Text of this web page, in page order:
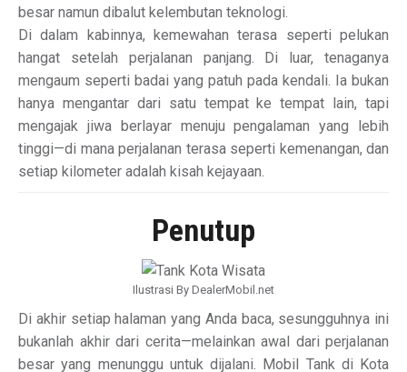
besar namun dibalut kelembutan teknologi.
Di dalam kabinnya, kemewahan terasa seperti pelukan
hangat setelah perjalanan panjang. Di luar, tenaganya
mengaum seperti badai yang patuh pada kendali. Ia bukan
hanya mengantar dari satu tempat ke tempat lain, tapi
mengajak jiwa berlayar menuju pengalaman yang lebih
tinggi—di mana perjalanan terasa seperti kemenangan, dan
setiap kilometer adalah kisah kejayaan.
Penutup
Ilustrasi By DealerMobil.net
Di akhir setiap halaman yang Anda baca, sesungguhnya ini
bukanlah akhir dari cerita—melainkan awal dari perjalanan
besar yang menunggu untuk dijalani. Mobil Tank di Kota